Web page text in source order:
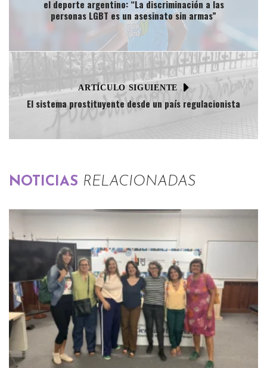
el deporte argentino: “La discriminación a las
personas LGBT es un asesinato sin armas”
ARTÍCULO SIGUIENTE
El sistema prostituyente desde un país regulacionista
NOTICIAS RELACIONADAS